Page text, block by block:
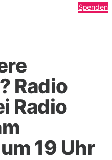
Spenden
Radio
Radio
19 Uhr